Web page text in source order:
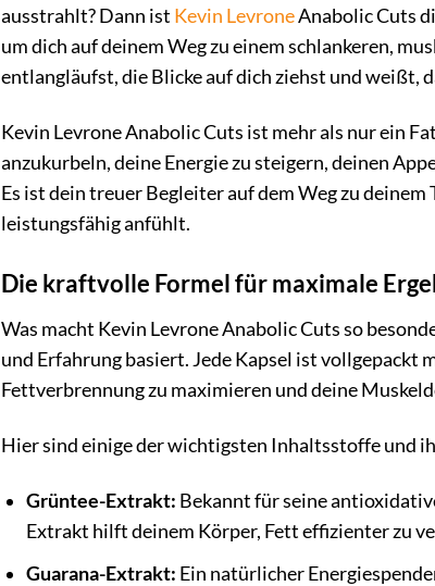
ausstrahlt? Dann ist Kevin LevroneAnabolic Cuts
um dich auf deinem Weg zu einem schlankeren,
entlangläufst, die Blicke auf dich ziehst und weißt,
Kevin Levrone Anabolic Cuts ist mehr als nur ein
anzukurbeln, deine Energie zu steigern, deinen
Es ist dein treuer Begleiter auf dem Weg zu
leistungsfähig anfühlt.
Die kraftvolle Formel für maximale
Was macht Kevin Levrone Anabolic Cuts so
und Erfahrung basiert. Jede Kapsel ist
Fettverbrennung zu maximieren und deine
Hier sind einige der wichtigsten Inhaltsstoffe und
Grüntee-Extrakt: Bekannt für seine
Extrakt hilft deinem Körper, Fett effizienter zu
Guarana-Extrakt: Ein natürlicher